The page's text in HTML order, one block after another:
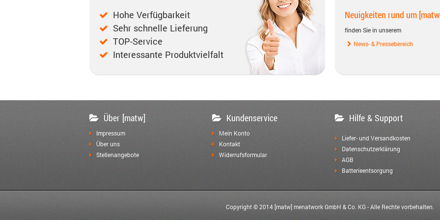
Hohe Verfügbarkeit
Sehr schnelle Lieferung
TOP-Service
Interessante Produktvielfalt
Neuigkeiten rund um
finden Sie in unserem
News- & Pressebereich
Über [matw]
Impressum
Über uns
Stellenangebote
Kundenservice
Mein Konto
Kontakt
Widerrufsformular
Hilfe & Support
Liefer- und Versandkosten
Datenschutzerklärung
AGB
Batterieentsorgung
Copyright © 2014 [matw] menatwork GmbH & Co. KG - Alle Rechte vorbehalten.